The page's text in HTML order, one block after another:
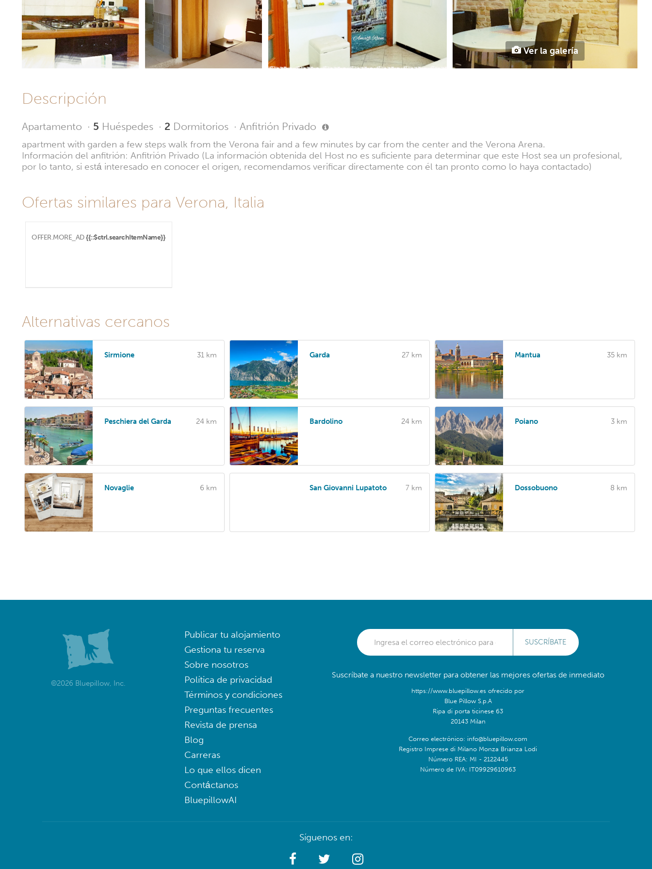
Ver la galería
Descripción
Apartamento · 5 Huéspedes · 2 Dormitorios · Anfitrión Privado
apartment with garden a few steps walk from the Verona fair and a few minutes by car from the center and the Verona Arena.
Información del anfitrión: Anfitrión Privado (La información obtenida del Host no es suficiente para determinar que este Host sea un profesional,
por lo tanto, si está interesado en conocer el origen, recomendamos verificar directamente con él tan pronto como lo haya contactado)
Ofertas similares para Verona, Italia
OFFER.MORE_AD {{::$ctrl.searchItemName}}
Alternativas cercanos
Sirmione 31 km Garda 27 km Mantua 35 km
Peschiera del Garda 24 km Bardolino 24 km Poiano 3 km
Novaglie 6 km San Giovanni Lupatoto 7 km Dossobuono 8 km
©2026 Bluepillow, Inc.
Publicar tu alojamiento
Gestiona tu reserva
Sobre nosotros
Política de privacidad
Términos y condiciones
Preguntas frecuentes
Revista de prensa
Blog
Carreras
Lo que ellos dicen
Contáctanos
BluepillowAI
SUSCRÍBATE
Suscríbate a nuestro newsletter para obtener las mejores ofertas de inmediato
https://www.bluepillow.es ofrecido por
Blue Pillow S.p.A
Ripa di porta ticinese 63
20143 Milan
Correo electrónico: info@bluepillow.com
Registro Imprese di Milano Monza Brianza Lodi
Número REA: MI - 2122445
Número de IVA: IT09929610963
Síguenos en: